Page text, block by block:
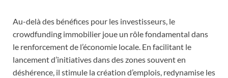
Au-delà des bénéfices pour les investisseurs, le
crowdfunding immobilier joue un rôle fondamental dans
le renforcement de l’économie locale. En facilitant le
lancement d’initiatives dans des zones souvent en
déshérence, il stimule la création d’emplois, redynamise les